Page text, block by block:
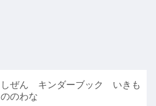
しぜん キンダーブック いきも
ののわな